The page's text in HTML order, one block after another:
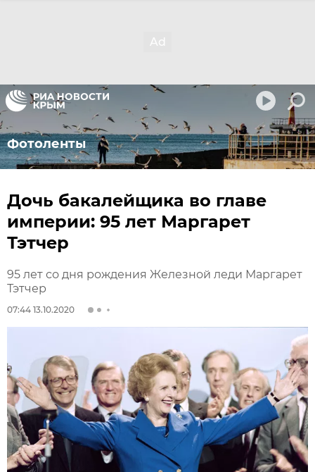
Фотоленты
Дочь бакалейщика во главе
империи: 95 лет Маргарет
Тэтчер
95 лет со дня рождения Железной леди Маргарет
Тэтчер
07:44 13.10.2020